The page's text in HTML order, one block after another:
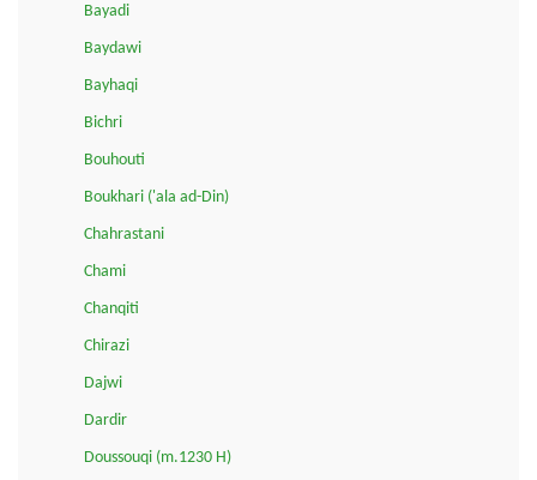
Bayadi
Baydawi
Bayhaqi
Bichri
Bouhouti
Boukhari ('ala ad-Din)
Chahrastani
Chami
Chanqiti
Chirazi
Dajwi
Dardir
Doussouqi (m.1230 H)